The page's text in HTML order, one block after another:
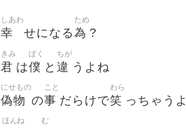
幸
しあわ
せになる為
ため
?
君
きみ
は僕
ぼく
と 違
ちが
うよね
偽物
にせもの
の事
こと
だらけで笑
わら
っちゃう
ほんね む